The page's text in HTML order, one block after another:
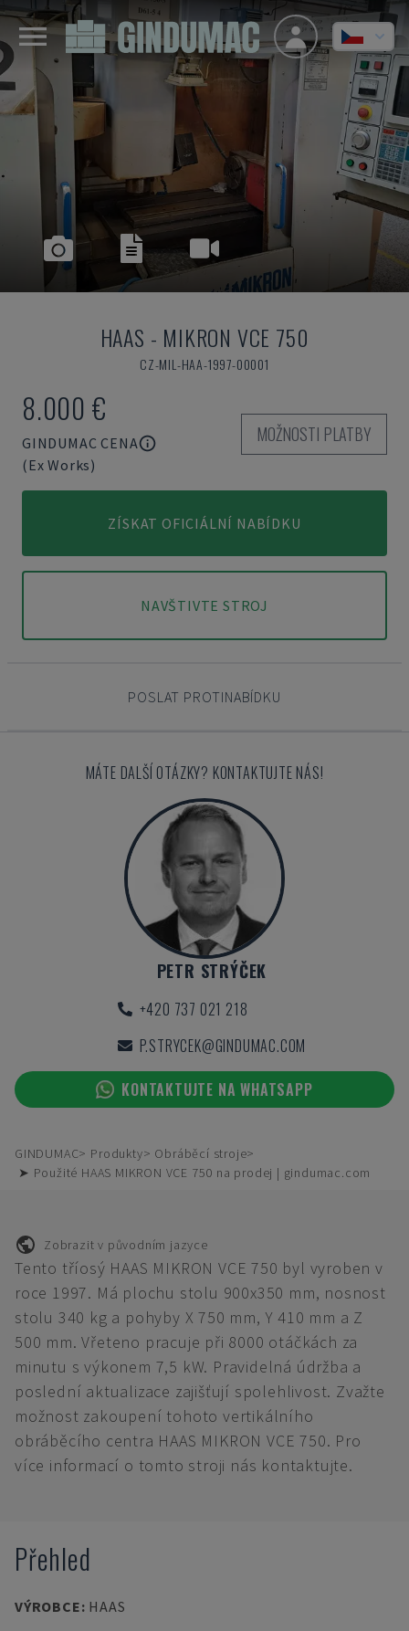
HAAS - MIKRON VCE 750
CZ-MIL-HAA-1997-00001
8.000 €
GINDUMAC CENA
(Ex Works)
MOŽNOSTI PLATBY
ZÍSKAT OFICIÁLNÍ NABÍDKU
NAVŠTIVTE STROJ
POSLAT PROTINABÍDKU
MÁTE DALŠÍ OTÁZKY? KONTAKTUJTE NÁS!
PETR STRÝČEK
+420 737 021 218
P.STRYCEK@GINDUMAC.COM
KONTAKTUJTE NA WHATSAPP
GINDUMAC Produkty
Obráběcí stroje
➤ Použité HAAS MIKRON VCE 750 na prodej | gindumac.com
Zobrazit v původním jazyce
Tento tříosý HAAS MIKRON VCE 750 byl vyroben v
roce 1997. Má plochu stolu 900x350 mm, nosnost
stolu 340 kg a pohyby X 750 mm, Y 410 mm a Z
500 mm. Vřeteno pracuje při 8000 otáčkách za
minutu s výkonem 7,5 kW. Pravidelná údržba a
poslední aktualizace zajišťují spolehlivost. Zvažte
možnost zakoupení tohoto vertikálního
obráběcího centra HAAS MIKRON VCE 750. Pro
více informací o tomto stroji nás kontaktujte.
Přehled
VÝROBCE: HAAS